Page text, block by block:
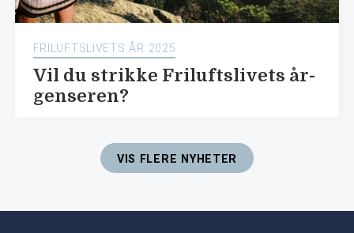
FRILUFTSLIVETS ÅR 2025
Vil du strikke Friluftslivets år-
genseren?
VIS FLERE NYHETER